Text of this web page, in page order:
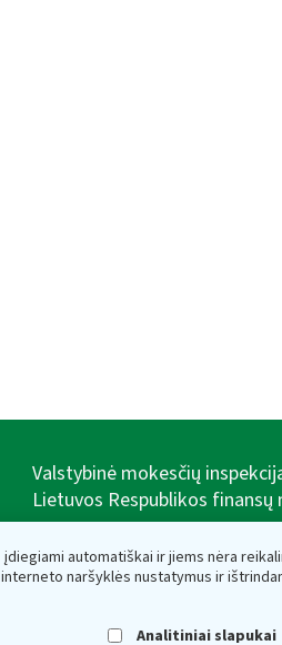
automatiškai ir jiems nėra
naršyklės nustatymus ir
Analitiniai slapukai
Valstybinė mokesčių
Lietuvos Respublikos
adresas: Vasario 16-osios g. 14, 01107
el.paštas:vmi@vmi.lt, E. pristatymo
Lietuvos Respublikos finansų ministerijos